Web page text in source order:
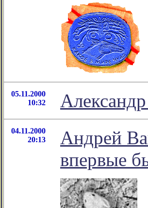
05.11.2000
10:32
04.11.2000
20:13
Андрей
впервые